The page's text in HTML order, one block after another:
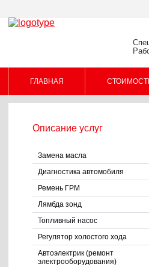
ГЛАВНАЯ
Описание услуг
Замена масла
Диагностика автомобиля
Ремень ГРМ
Лямбда зонд
Топливный насос
Регулятор холостого хода
Автоэлектрик (ремонт
электрооборудования)